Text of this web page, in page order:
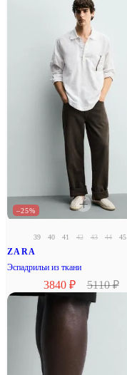
–25%
39 40 41 42 43 44 45
ZARA
Эспадрильи из ткани
3840 ₽ 5110 ₽